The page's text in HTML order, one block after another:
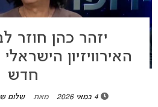
יזהר כהן חוזר
האירוויזיון
חדש
מאת שלום